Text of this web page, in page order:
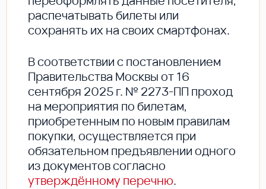
распечатывать билеты или
сохранять их на своих смартфонах.
В соответствии с постановлением
Правительства Москвы от 16
сентября 2025 г. № 2273-ПП проход
на мероприятия по билетам,
приобретенным по новым правилам
покупки, осуществляется при
обязательном предъявлении одного
из документов согласно
утверждённому перечню.